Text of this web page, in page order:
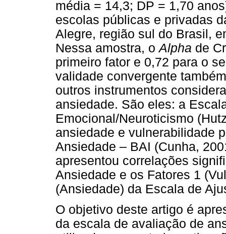
média = 14,3; DP = 1,70
escolas públicas e privadas
Alegre, região sul do Brasil,
Nessa amostra, oAlpha de
primeiro fator e 0,72 para o
validade convergente
outros instrumentos
ansiedade. São eles: a
Emocional/Neuroticismo
ansiedade e vulnerabilidade
Ansiedade – BAI (Cunha,
apresentou correlações
Ansiedade e os Fatores 1
(Ansiedade) da Escala de
O objetivo deste artigo é
da escala de avaliação de